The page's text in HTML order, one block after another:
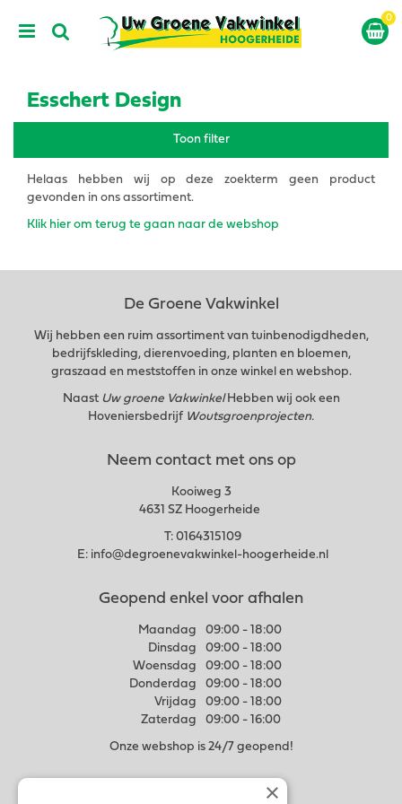
Esschert Design
Toon filter
Helaas hebben wij op deze zoekterm geen product
gevonden in ons assortiment.
Klik hier om terug te gaan naar de webshop
De Groene Vakwinkel
Wij hebben een ruim assortiment van tuinbenodigdheden,
bedrijfskleding, dierenvoeding, planten en bloemen,
graszaad en meststoffen in onze winkel en webshop.
Naast Uw groene Vakwinkel Hebben wij ook een
Hoveniersbedrijf Woutsgroenprojecten.
Neem contact met ons op
Kooiweg 3
4631 SZ Hoogerheide
T: 0164315109
E: info@degroenevakwinkel-hoogerheide.nl
Geopend enkel voor afhalen
Maandag
09:00 - 18:00
Dinsdag
09:00 - 18:00
Woensdag
09:00 - 18:00
Donderdag
09:00 - 18:00
Vrijdag
09:00 - 18:00
Zaterdag
09:00 - 16:00
Onze webshop is 24/7 geopend!
×